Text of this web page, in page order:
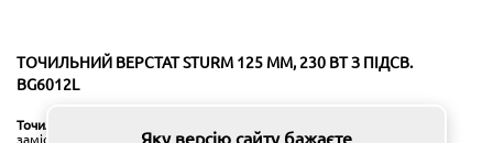
Яку версію сайту бажаєте
ТОЧИЛЬНИЙ ВЕРСТАТ STURM 125 ММ, 230 ВТ З ПІДСВ.
BG6012L
Точильний верстат Sturm BG6012L
заміських будинках і невеликих майстерень для заточування